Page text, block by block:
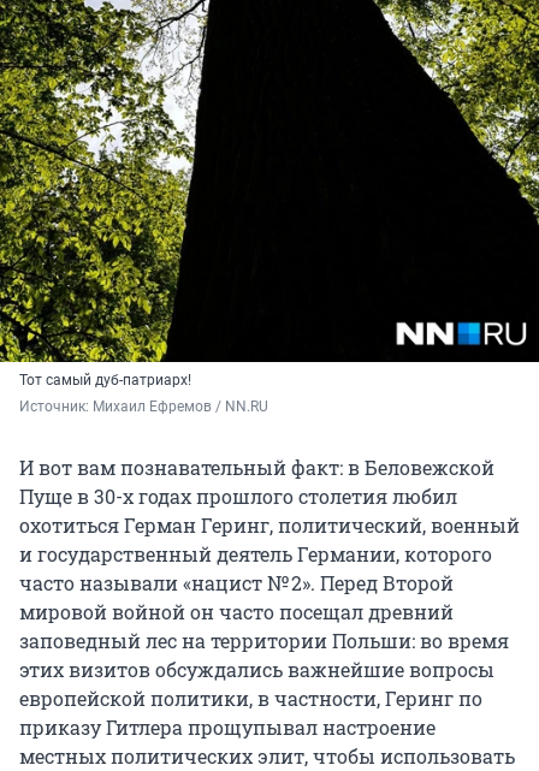
Тот самый дуб-патриарх!
Источник: Михаил Ефремов / NN.RU
И вот вам познавательный факт: в Беловежской
Пуще в 30-х годах прошлого столетия любил
охотиться Герман Геринг, политический, военный
и государственный деятель Германии, которого
часто называли «нацист № 2». Перед Второй
мировой войной он часто посещал древний
заповедный лес на территории Польши: во время
этих визитов обсуждались важнейшие вопросы
европейской политики, в частности, Геринг по
приказу Гитлера прощупывал настроение
местных политических элит, чтобы использовать